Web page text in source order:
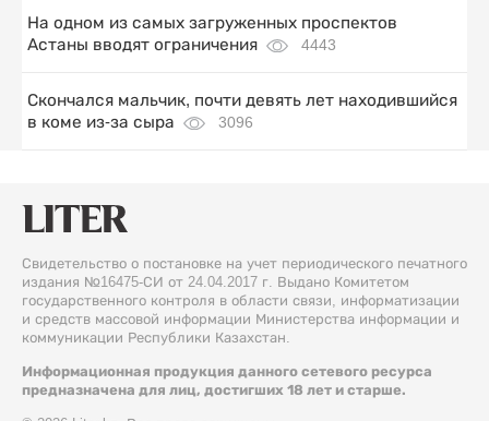
На одном из самых загруженных проспектов
Астаны вводят ограничения
4443
Скончался мальчик, почти девять лет находившийся
в коме из-за сыра
3096
Свидетельство о постановке на учет периодического печатного
издания №16475-СИ от 24.04.2017 г. Выдано Комитетом
государственного контроля в области связи, информатизации
и средств массовой информации Министерства информации и
коммуникации Республики Казахстан.
Информационная продукция данного сетевого ресурса
предназначена для лиц, достигших 18 лет и старше.